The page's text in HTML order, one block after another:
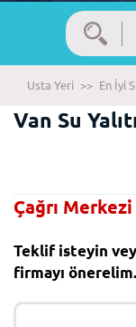
Usta Yeri >> En İyi
Van Su
Çağrı
Teklif isteyin
firmayı önerelim.